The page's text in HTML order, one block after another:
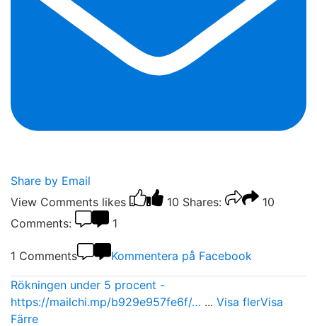
Share by Email
View Comments likes 10 Shares:
10
Comments:
1
1 Comments Kommentera på Facebook
Rökningen under 5 procent -
https://mailchi.mp/b929e957fe6f/… ... Visa flerVisa
Färre